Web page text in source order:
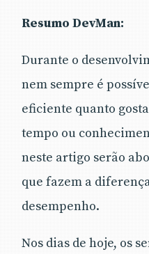
Resumo DevMan:
Durante o
nem sempre é
eficiente quanto
tempo ou
neste artigo serão
que fazem a
desempenho.
Nos dias de hoje, os